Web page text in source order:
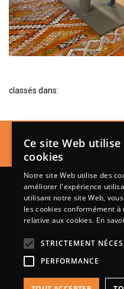
POUF
BIBLIOTHÈQUE
TABLE BASSE
TABLES
BAHUT
CONVERTIBLE
LITS RELEVABLES
CADRES DE LIT
classés dans:
Un produit vous
intéresse ?
Lundi de 14h à 18h30
Mardi à vendredi de
Ce site Web utilise
cookies
Notre site Web utilise des
améliorer l'expérience
utilisant notre site Web,
les cookies conformément à
relative aux cookies. En
STRICTEMENT
PERFORMANCE